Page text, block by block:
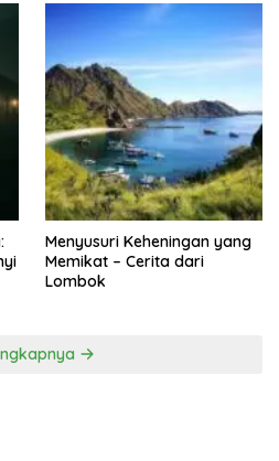
Menyusuri Keheningan yang
Memikat – Cerita dari
Lombok